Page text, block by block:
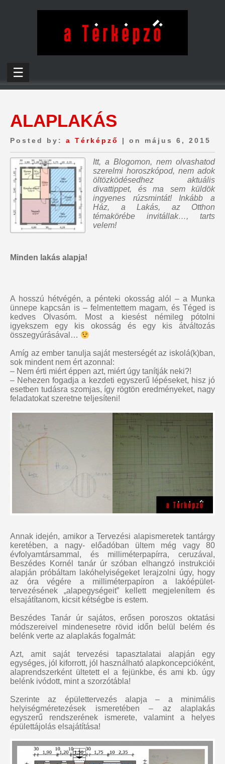
☰
ALAPLAKÁS
Posted by: a Térképző | on május 6, 2015
Itt, a Blogomon, nem olvashatod
szerelmi horoszkópod, nem adok
öltözködésedhez aktuális
divattippet, és ma sem küldök
ingyenes rúzsmintát! Inkább a
Ház, a Lakás, az Otthon
témakörébe invitállak…, tarts
velem!
Minden lakás alapja!
A hosszú hétvégén, a pénteki okosság alól – a Munka
ünnepe kapcsán is – felmentettem magam, és Téged is
kedves Olvasóm. Most a kiesést némileg pótolni
igyekszem egy kis okosság és egy kis átváltozás
összegyúrásával…
Amíg az ember tanulja saját mesterségét az iskolá(k)ban,
sok mindent nem ért azonnal:
– Nem érti miért éppen azt, miért úgy tanítják neki?!
– Nehezen fogadja a kezdeti egyszerű lépéseket, hisz jó
esetben tudásra szomjas, így rögtön eredményeket, nagy
feladatokat szeretne teljesíteni!
Annak idején, amikor a Tervezési alapismeretek tantárgy
keretében, a nagy- előadóban ültem még vagy 80
évfolyamtársammal, és milliméterpapírra, ceruzával,
Beszédes Kornél tanár úr szóban elhangzó instrukciói
alapján próbáltam lakóhelyiségeket lerajzolni úgy, hogy
az óra végére a milliméterpapíron a lakóépület-
tervezésének „alapegységeit” kellett megjelenítem és
elsajátítanom, kicsit kétségbe is estem.
Beszédes Tanár úr sajátos, erősen poroszos oktatási
módszereivel mindenesetre rövid időn belül belém és
belénk verte az alaplakás fogalmát:
Azt, amit saját tervezési tapasztalatai alapján egy
egységes, jól kiforrott, jól használható alapkoncepcióként,
alaprendszerként ültetett el a fejünkbe, és ami kb. úgy
belénk ivódott, mint a szorzótábla!
Szerinte az épülettervezés alapja – a minimális
helyiségméretezések ismeretében – az alaplakás
egyszerű rendszerének ismerete, valamint a helyes
épülettájolás elsajátítása!